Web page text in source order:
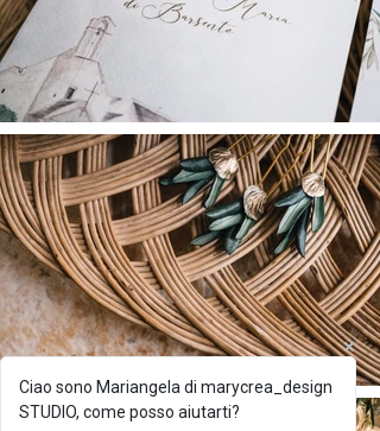
Ciao sono Mariangela di marycrea_design
STUDIO, come posso aiutarti?